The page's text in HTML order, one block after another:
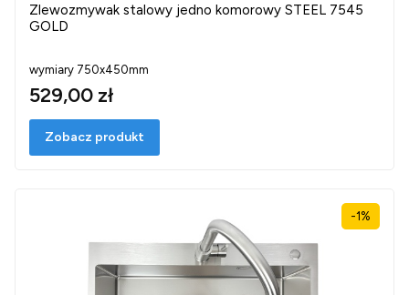
Zlewozmywak stalowy jedno komorowy STEEL 7545
GOLD
wymiary 750x450mm
529,00 zł
Zobacz produkt
-1%